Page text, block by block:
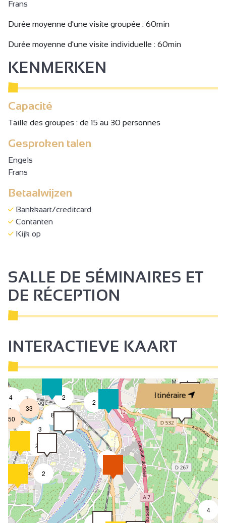
Frans
Durée moyenne d'une visite groupée : 60min
Durée moyenne d'une visite individuelle : 60min
KENMERKEN
Capacité
Taille des groupes : de 15 au 30 personnes
Gesproken talen
Engels
Frans
Betaalwijzen
Bankkaart/creditcard
Contanten
Kijk op
SALLE DE SÉMINAIRES ET
DE RÉCEPTION
INTERACTIEVE KAART
Itinéraire
4
2
2
4
2
2
8
4
4
7
2
3
50
33